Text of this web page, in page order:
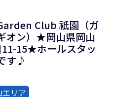
Club 祇園（ガ
オン）★岡山県岡山
15★ホールスタッ
す♪
エリア